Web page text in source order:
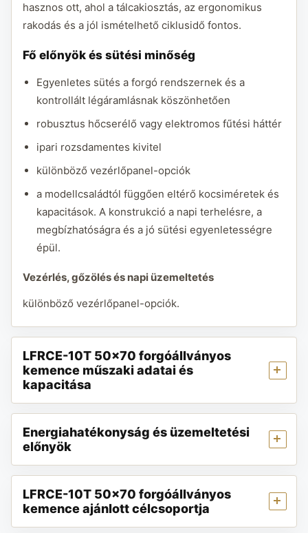
hasznos ott, ahol a tálcakiosztás, az ergonomikus
rakodás és a jól ismételhető ciklusidő fontos.
Fő előnyök és sütési minőség
Egyenletes sütés a forgó rendszernek és a
kontrollált légáramlásnak köszönhetően
robusztus hőcserélő vagy elektromos fűtési háttér
ipari rozsdamentes kivitel
különböző vezérlőpanel-opciók
a modellcsaládtól függően eltérő kocsiméretek és
kapacitások. A konstrukció a napi terhelésre, a
megbízhatóságra és a jó sütési egyenletességre
épül.
Vezérlés, gőzölés és napi üzemeltetés
különböző vezérlőpanel-opciók.
LFRCE-10T 50×70 forgóállványos
kemence műszaki adatai és
kapacitása
Energiahatékonyság és üzemeltetési
előnyök
LFRCE-10T 50×70 forgóállványos
kemence ajánlott célcsoportja